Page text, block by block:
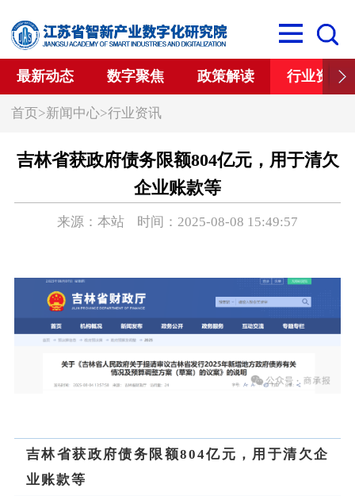
最新动态 数字聚焦 政策解读 行业资讯
首页>新闻中心>行业资讯
吉林省获政府债务限额804亿元，用于清欠
企业账款等
来源：本站 时间：2025-08-08 15:49:57
吉林省获政府债务限额804亿元，用于清欠企
业账款等